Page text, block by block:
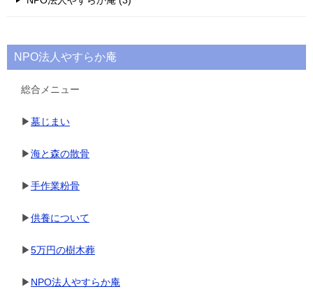
NPO法人やすらか庵
総合メニュー
▶墓じまい
▶海と森の散骨
▶手作業粉骨
▶供養について
▶5万円の樹木葬
▶ NPO法人やすらか庵